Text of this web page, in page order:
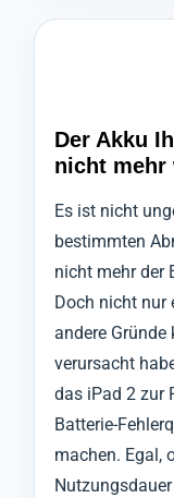
Der Akku
nicht mehr
Es ist nicht
bestimmten
nicht mehr der
Doch nicht nur
andere
verursacht
das iPad 2 zur
Batterie-
machen. Egal,